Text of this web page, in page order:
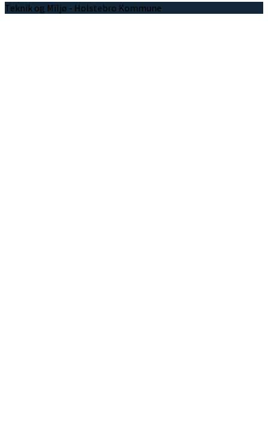
Teknik og Miljø - Holstebro Kommune